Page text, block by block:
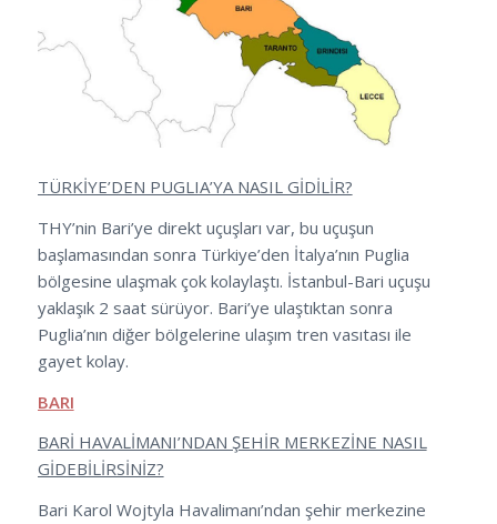
TÜRKİYE’DEN PUGLIA’YA NASIL GİDİLİR?
THY’nin Bari’ye direkt uçuşları var, bu uçuşun
başlamasından sonra Türkiye’den İtalya’nın Puglia
bölgesine ulaşmak çok kolaylaştı. İstanbul-Bari uçuşu
yaklaşık 2 saat sürüyor. Bari’ye ulaştıktan sonra
Puglia’nın diğer bölgelerine ulaşım tren vasıtası ile
gayet kolay.
BARI
BARİ HAVALİMANI’NDAN ŞEHİR MERKEZİNE NASIL
GİDEBİLİRSİNİZ?
Bari Karol Wojtyla Havalimanı’ndan şehir merkezine